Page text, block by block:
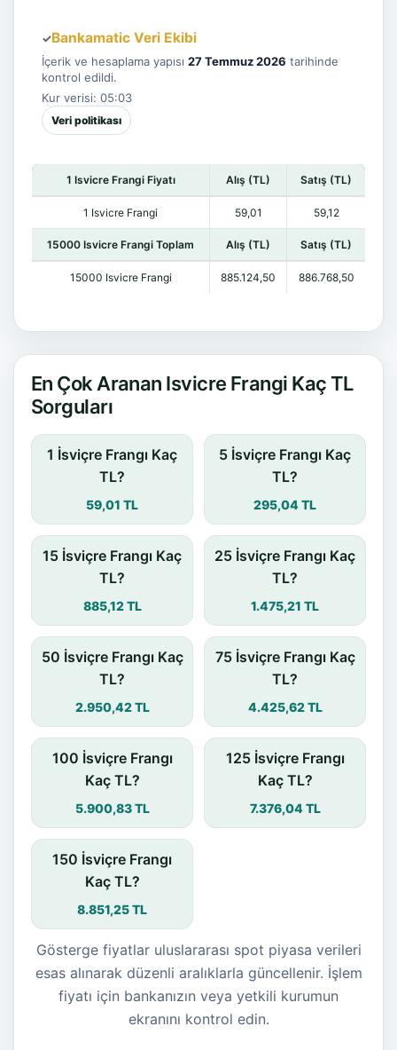
✓Bankamatic Veri Ekibi
İçerik ve hesaplama yapısı 27 Temmuz 2026 tarihinde
kontrol edildi.
Kur verisi: 05:03
Veri politikası
1 Isvicre Frangi Fiyatı Alış (TL) Satış (TL)
1 Isvicre Frangi 59,01 59,12
15000 Isvicre Frangi Toplam Alış (TL) Satış (TL)
15000 Isvicre Frangi 885.124,50 886.768,50
En Çok Aranan Isvicre Frangi Kaç TL
Sorguları
1 İsviçre Frangı Kaç
TL?
59,01 TL
5 İsviçre Frangı Kaç
TL?
295,04 TL
15 İsviçre Frangı Kaç
TL?
885,12 TL
25 İsviçre Frangı Kaç
TL?
1.475,21 TL
50 İsviçre Frangı Kaç
TL?
2.950,42 TL
75 İsviçre Frangı Kaç
TL?
4.425,62 TL
100 İsviçre Frangı
Kaç TL?
5.900,83 TL
125 İsviçre Frangı
Kaç TL?
7.376,04 TL
150 İsviçre Frangı
Kaç TL?
8.851,25 TL
Gösterge fiyatlar uluslararası spot piyasa verileri
esas alınarak düzenli aralıklarla güncellenir. İşlem
fiyatı için bankanızın veya yetkili kurumun
ekranını kontrol edin.